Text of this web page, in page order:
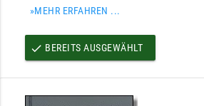
»MEHR ERFAHREN ...
done BEREITS AUSGEWÄHLT